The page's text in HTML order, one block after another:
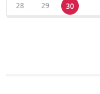
28
29 30